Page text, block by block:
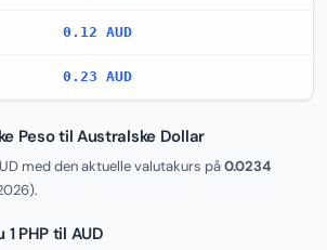
0.12 AUD
0.23 AUD
Peso til Australske Dollar
med den aktuelle valutakurs på0.0234
).
PHP til AUD